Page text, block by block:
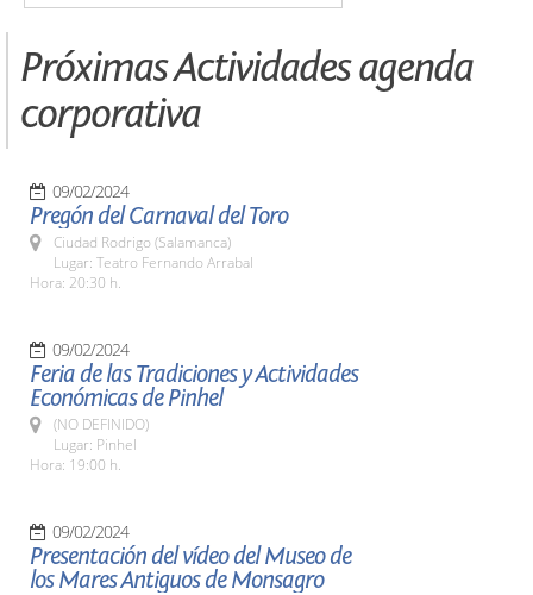
Próximas Actividades agenda
corporativa
09/02/2024
Pregón del Carnaval del Toro
Ciudad Rodrigo (Salamanca)
Lugar: Teatro Fernando Arrabal
Hora: 20:30 h.
09/02/2024
Feria de las Tradiciones y Actividades
Económicas de Pinhel
(NO DEFINIDO)
Lugar: Pinhel
Hora: 19:00 h.
09/02/2024
Presentación del vídeo del Museo de
los Mares Antiguos de Monsagro